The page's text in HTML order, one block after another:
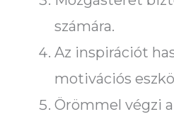
számára.
Az inspirációt
motivációs
Örömmel végzi